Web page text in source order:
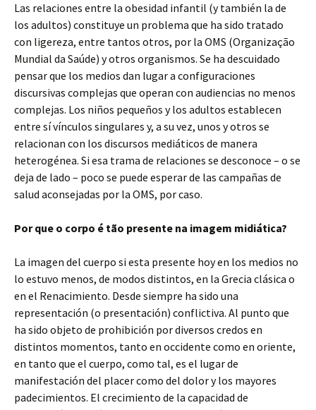
Las relaciones entre la obesidad infantil (y también la de
los adultos) constituye un problema que ha sido tratado
con ligereza, entre tantos otros, por la OMS (Organização
Mundial da Saúde) y otros organismos. Se ha descuidado
pensar que los medios dan lugar a configuraciones
discursivas complejas que operan con audiencias no menos
complejas. Los niños pequeños y los adultos establecen
entre sí vínculos singulares y, a su vez, unos y otros se
relacionan con los discursos mediáticos de manera
heterogénea. Si esa trama de relaciones se desconoce – o se
deja de lado – poco se puede esperar de las campañas de
salud aconsejadas por la OMS, por caso.
Por que o corpo é tão presente na imagem midiática?
La imagen del cuerpo si esta presente hoy en los medios no
lo estuvo menos, de modos distintos, en la Grecia clásica o
en el Renacimiento. Desde siempre ha sido una
representación (o presentación) conflictiva. Al punto que
ha sido objeto de prohibición por diversos credos en
distintos momentos, tanto en occidente como en oriente,
en tanto que el cuerpo, como tal, es el lugar de
manifestación del placer como del dolor y los mayores
padecimientos. El crecimiento de la capacidad de